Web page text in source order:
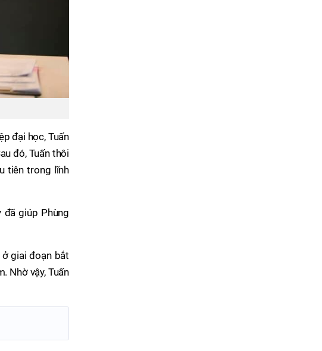
đại học, Tuấn
đó, Tuấn thôi
tiên trong lĩnh
đã giúp Phùng
giai đoạn bắt
Nhờ vậy, Tuấn